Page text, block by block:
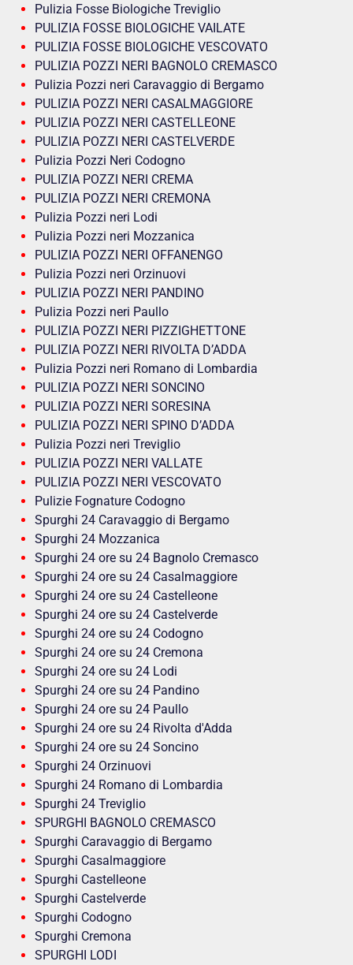
Pulizia Fosse Biologiche Treviglio
PULIZIA FOSSE BIOLOGICHE VAILATE
PULIZIA FOSSE BIOLOGICHE VESCOVATO
PULIZIA POZZI NERI BAGNOLO CREMASCO
Pulizia Pozzi neri Caravaggio di Bergamo
PULIZIA POZZI NERI CASALMAGGIORE
PULIZIA POZZI NERI CASTELLEONE
PULIZIA POZZI NERI CASTELVERDE
Pulizia Pozzi Neri Codogno
PULIZIA POZZI NERI CREMA
PULIZIA POZZI NERI CREMONA
Pulizia Pozzi neri Lodi
Pulizia Pozzi neri Mozzanica
PULIZIA POZZI NERI OFFANENGO
Pulizia Pozzi neri Orzinuovi
PULIZIA POZZI NERI PANDINO
Pulizia Pozzi neri Paullo
PULIZIA POZZI NERI PIZZIGHETTONE
PULIZIA POZZI NERI RIVOLTA D’ADDA
Pulizia Pozzi neri Romano di Lombardia
PULIZIA POZZI NERI SONCINO
PULIZIA POZZI NERI SORESINA
PULIZIA POZZI NERI SPINO D’ADDA
Pulizia Pozzi neri Treviglio
PULIZIA POZZI NERI VALLATE
PULIZIA POZZI NERI VESCOVATO
Pulizie Fognature Codogno
Spurghi 24 Caravaggio di Bergamo
Spurghi 24 Mozzanica
Spurghi 24 ore su 24 Bagnolo Cremasco
Spurghi 24 ore su 24 Casalmaggiore
Spurghi 24 ore su 24 Castelleone
Spurghi 24 ore su 24 Castelverde
Spurghi 24 ore su 24 Codogno
Spurghi 24 ore su 24 Cremona
Spurghi 24 ore su 24 Lodi
Spurghi 24 ore su 24 Pandino
Spurghi 24 ore su 24 Paullo
Spurghi 24 ore su 24 Rivolta d'Adda
Spurghi 24 ore su 24 Soncino
Spurghi 24 Orzinuovi
Spurghi 24 Romano di Lombardia
Spurghi 24 Treviglio
SPURGHI BAGNOLO CREMASCO
Spurghi Caravaggio di Bergamo
Spurghi Casalmaggiore
Spurghi Castelleone
Spurghi Castelverde
Spurghi Codogno
Spurghi Cremona
SPURGHI LODI